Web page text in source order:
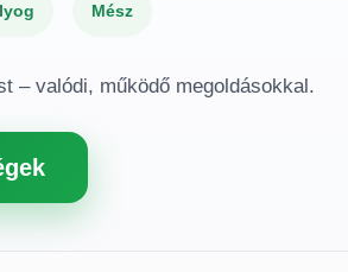
Mész
– valódi, működő megoldásokkal.